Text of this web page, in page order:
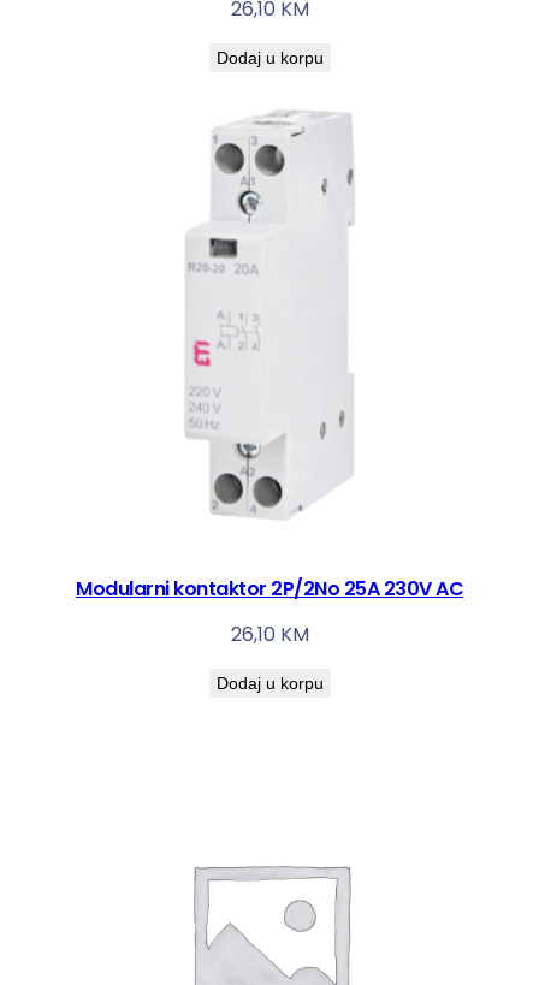
26,10 KM
Dodaj u korpu
Modularni kontaktor 2P/2No 25A 230V AC
26,10 KM
Dodaj u korpu